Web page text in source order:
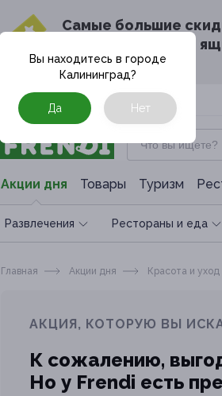
Cамые большие
в твоём почтовом
Москва
Акции дня Товары Туризм
Развлечения Рестораны и еда
Вы находитесь в городе
Калининград?
Да Нет
Главная Акции дня Красота и уход
АКЦИЯ, КОТОРУЮ ВЫ
К сожалению,
Но у Frendi есть